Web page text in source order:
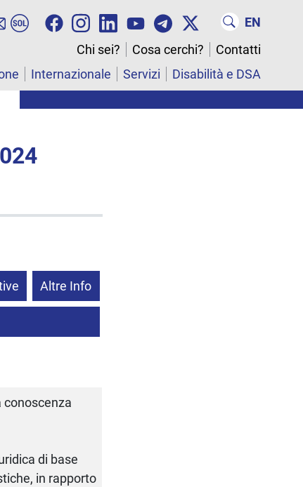
EN
Chi sei?
Cosa cerchi?
Contatti
Internazionale Servizi Disabilità e DSA
Altre Info
conoscenza
di base
in rapporto